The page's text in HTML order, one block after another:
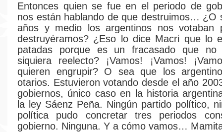
Entonces quien se fue en el periodo de
nos están hablando de que destruimos… ¿O
años y medio los argentinos nos votaban
destruyéramos? ¿Eso lo dice Macri que lo
patadas porque es un fracasado que
siquiera reelecto? ¡Vamos! ¡Vamos!
quieren engrupir? O sea que los
otarios. Estuvieron votando desde el año
gobiernos, único caso en la historia
la ley Sáenz Peña. Ningún partido político,
política pudo concretar tres periodos
gobierno. Ninguna. Y a cómo vamos…